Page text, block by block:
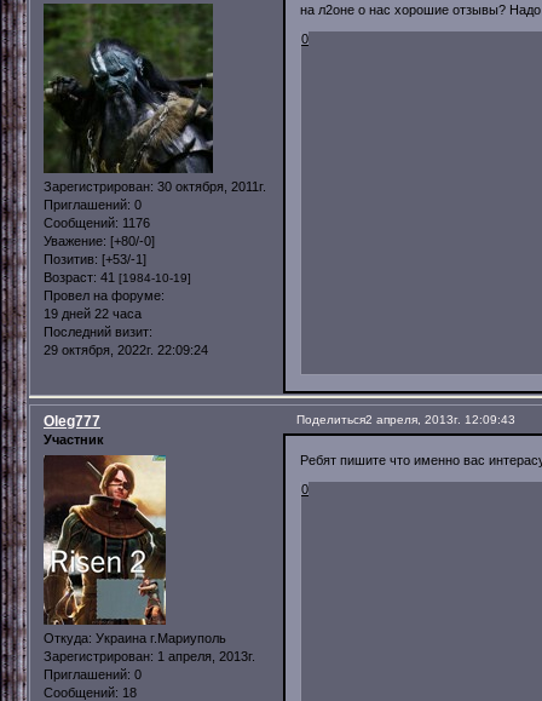
Зарегистрирован: 30 октября, 2011г.
Приглашений: 0
Сообщений: 1176
Уважение: [+80/-0]
Позитив: [+53/-1]
Возраст: 41 [1984-10-19]
Провел на форуме:
19 дней 22 часа
Последний визит:
29 октября, 2022г. 22:09:24
на л2оне о нас хорошие отзывы?
0
Поделиться2 апреля, 2013г. 12:09:43
Oleg777
Участник
Откуда: Украина г.Мариуполь
Зарегистрирован: 1 апреля, 2013г.
Приглашений: 0
Сообщений: 18
Ребят пишите что именно вас
0